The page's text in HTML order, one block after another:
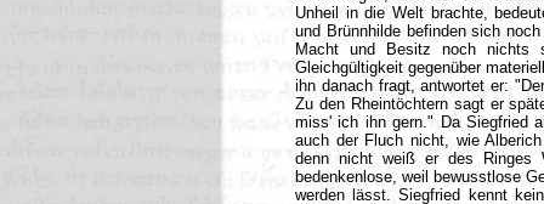
Unheil in die Welt brachte,
und Brünnhilde befinden sich
Macht und Besitz noch nichts
Gleichgültigkeit gegenüber
ihn danach fragt, antwortet er:
Zu den Rheintöchtern sagt er
miss' ich ihn gern." Da Siegfried
auch der Fluch nicht, wie
denn nicht weiß er des
bedenkenlose, weil bewusstlose
werden lässt. Siegfried kennt